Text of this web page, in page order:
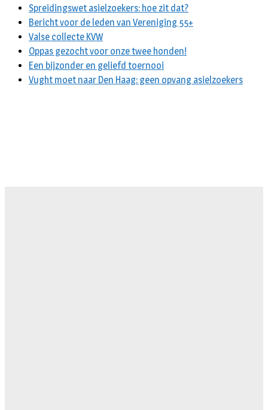
Spreidingswet asielzoekers: hoe zit dat?
Bericht voor de leden van Vereniging 55+
Valse collecte KVW
Oppas gezocht voor onze twee honden!
Een bijzonder en geliefd toernooi
Vught moet naar Den Haag: geen opvang asielzoekers